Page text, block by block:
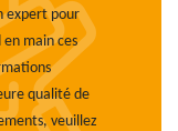
expert pour
en main ces
qualité de
veuillez